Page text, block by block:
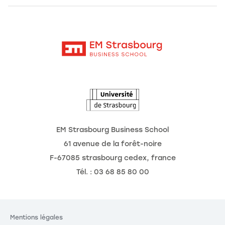
EM Strasbourg Business School
61 avenue de la forêt-noire
F-67085 strasbourg cedex, france
Tél. : 03 68 85 80 00
Mentions légales